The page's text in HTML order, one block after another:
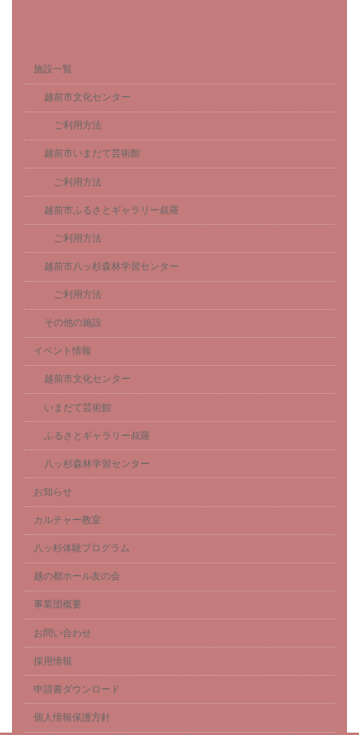
施設一覧
越前市文化センター
ご利用方法
越前市いまだて芸術館
ご利用方法
越前市ふるさとギャラリー叔羅
ご利用方法
越前市八ッ杉森林学習センター
ご利用方法
その他の施設
イベント情報
越前市文化センター
いまだて芸術館
ふるさとギャラリー叔羅
八ッ杉森林学習センター
お知らせ
カルチャー教室
八ッ杉体験プログラム
越の都ホール友の会
事業団概要
お問い合わせ
採用情報
申請書ダウンロード
個人情報保護方針